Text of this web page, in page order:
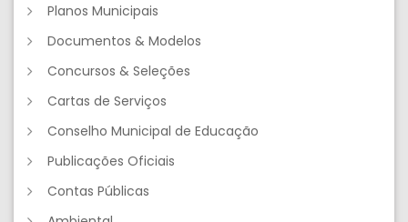
Planos Municipais
Documentos & Modelos
Concursos & Seleções
Cartas de Serviços
Conselho Municipal de Educação
Publicações Oficiais
Contas Públicas